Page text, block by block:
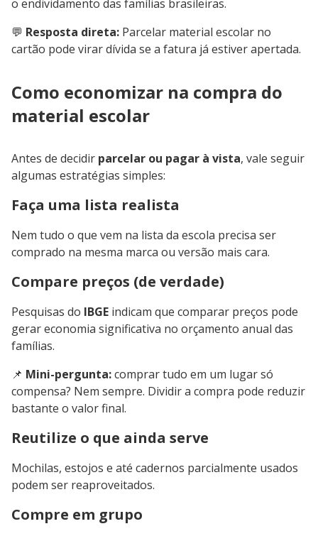
o endividamento das famílias brasileiras.
💬 Resposta direta: Parcelar material escolar no
cartão pode virar dívida se a fatura já estiver apertada.
Como economizar na compra do
material escolar
Antes de decidir parcelar ou pagar à vista, vale seguir
algumas estratégias simples:
Faça uma lista realista
Nem tudo o que vem na lista da escola precisa ser
comprado na mesma marca ou versão mais cara.
Compare preços (de verdade)
Pesquisas do IBGE indicam que comparar preços pode
gerar economia significativa no orçamento anual das
famílias.
📌 Mini-pergunta:comprar tudo em um lugar só
compensa? Nem sempre. Dividir a compra pode reduzir
bastante o valor final.
Reutilize o que ainda serve
Mochilas, estojos e até cadernos parcialmente usados
podem ser reaproveitados.
Compre em grupo